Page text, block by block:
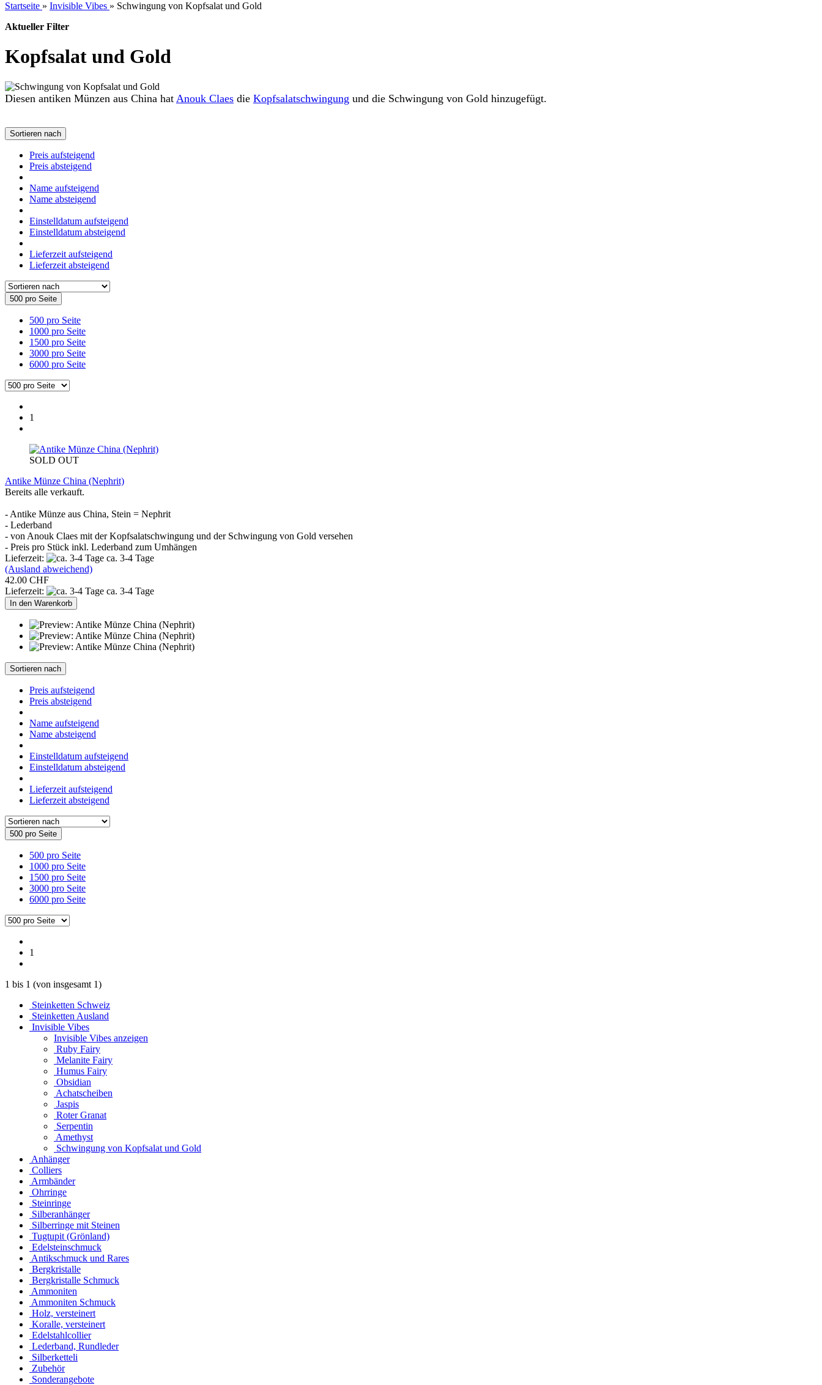
Startseite » Invisible Vibes » Schwingung von Kopfsalat und Gold
Aktueller Filter
Kopfsalat und Gold
Diesen antiken Münzen aus China hat Anouk Claes die Kopfsalatschwingung und die Schwingung von Gold hinzugefügt.
Sortieren nach
Preis aufsteigend
Preis absteigend
Name aufsteigend
Name absteigend
Einstelldatum aufsteigend
Einstelldatum absteigend
Lieferzeit aufsteigend
Lieferzeit absteigend
500 pro Seite
500 pro Seite
1000 pro Seite
1500 pro Seite
3000 pro Seite
6000 pro Seite
1
SOLD OUT
Antike Münze China (Nephrit)
Bereits alle verkauft.
- Antike Münze aus China, Stein = Nephrit
- Lederband
- von Anouk Claes mit der Kopfsalatschwingung und der Schwingung von Gold versehen
- Preis pro Stück inkl. Lederband zum Umhängen
Lieferzeit:
ca. 3-4 Tage
(Ausland abweichend)
42.00 CHF
Lieferzeit:
ca. 3-4 Tage
In den Warenkorb
Sortieren nach
Preis aufsteigend
Preis absteigend
Name aufsteigend
Name absteigend
Einstelldatum aufsteigend
Einstelldatum absteigend
Lieferzeit aufsteigend
Lieferzeit absteigend
500 pro Seite
500 pro Seite
1000 pro Seite
1500 pro Seite
3000 pro Seite
6000 pro Seite
1
1 bis 1 (von insgesamt 1)
Steinketten Schweiz
Steinketten Ausland
Invisible Vibes
Invisible Vibes anzeigen
Ruby Fairy
Melanite Fairy
Humus Fairy
Obsidian
Achatscheiben
Jaspis
Roter Granat
Serpentin
Amethyst
Schwingung von Kopfsalat und Gold
Anhänger
Colliers
Armbänder
Ohrringe
Steinringe
Silberanhänger
Silberringe mit Steinen
Tugtupit (Grönland)
Edelsteinschmuck
Antikschmuck und Rares
Bergkristalle
Bergkristalle Schmuck
Ammoniten
Ammoniten Schmuck
Holz, versteinert
Koralle, versteinert
Edelstahlcollier
Lederband, Rundleder
Silberketteli
Zubehör
Sonderangebote